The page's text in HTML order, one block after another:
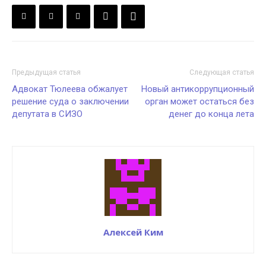
Предыдущая статья
Адвокат Тюлеева обжалует
решение суда о заключении
депутата в СИЗО
Следующая статья
Новый антикоррупционный
орган может остаться без
денег до конца лета
Алексей Ким